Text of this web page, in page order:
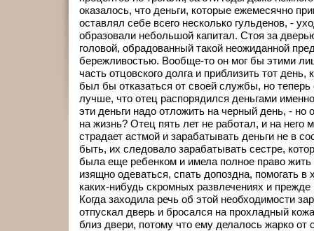
оказалось, что деньги, которые ежемесячно
оставлял себе всего несколько гульденов, -
образовали небольшой капитал. Стоя за
головой, обрадованный такой неожиданной
бережливостью. Вообще-то он мог бы этими
часть отцовского долга и приблизить тот день,
был бы отказаться от своей службы, но теперь
лучше, что отец распорядился деньгами
эти деньги надо отложить на черный день, - но
на жизнь? Отец пять лет не работал, и на
страдает астмой и зарабатывать деньги не в
быть, их следовало зарабатывать сестре,
была еще ребенком и имела полное право жить
изящно одеваться, спать допоздна, помогать в
каких-нибудь скромных развлечениях и прежде
Когда заходила речь об этой необходимости
отпускал дверь и бросался на прохладный
близ двери, потому что ему делалось жарко от